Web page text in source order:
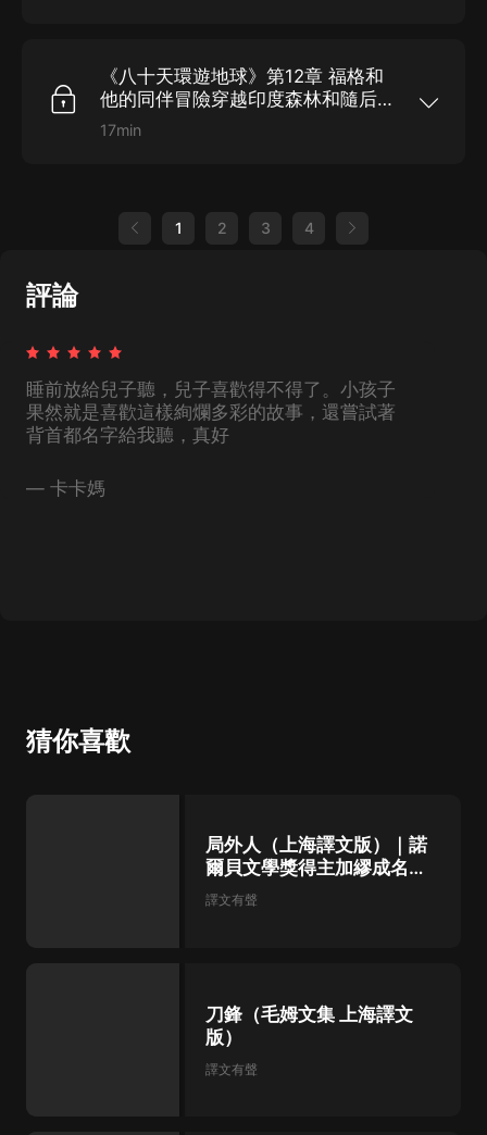
巨輪的十九世紀，竟然完成了這一天方夜譚般的繞
地球一週，不僅贏得了打賭，而且獲得了愛情。本
書寓科學知識、創造力、藝術和趣味於一體，在全
世界擁有廣泛的讀者。...
《八十天環遊地球》第12章 福格和
他的同伴冒險穿越印度森林和隨后發
生的故事
17min
地球一週，不僅贏得了打賭，而且獲得了愛情。本
1 2 3 4
評論
睡前放給兒子聽，兒子喜歡得不得了。小孩子
果然就是喜歡這樣絢爛多彩的故事，還嘗試著
背首都名字給我聽，真好
— 卡卡媽
猜你喜歡
局外人（上海譯文版）｜諾
爾貝文學獎得主加繆成名作
｜柳鳴九翻譯
譯文有聲
刀鋒（毛姆文集 上海譯文
版）
譯文有聲